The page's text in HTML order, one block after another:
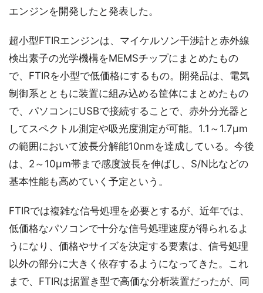
エンジンを開発したと発表した。
超小型FTIRエンジンは、マイケルソン干渉計と赤外線
検出素子の光学機構をMEMSチップにまとめたもの
で、FTIRを小型で低価格にするもの。開発品は、電気
制御系とともに装置に組み込める筐体にまとめたもの
で、パソコンにUSBで接続することで、赤外分光器と
してスペクトル測定や吸光度測定が可能。1.1～1.7μm
の範囲において波長分解能10nmを達成している。今後
は、2～10μm帯まで感度波長を伸ばし、S/N比などの
基本性能も高めていく予定という。
FTIRでは複雑な信号処理を必要とするが、近年では、
低価格なパソコンで十分な信号処理速度が得られるよ
うになり、価格やサイズを決定する要素は、信号処理
以外の部分に大きく依存するようになってきた。これ
まで、FTIRは据置き型で高価な分析装置だったが、同